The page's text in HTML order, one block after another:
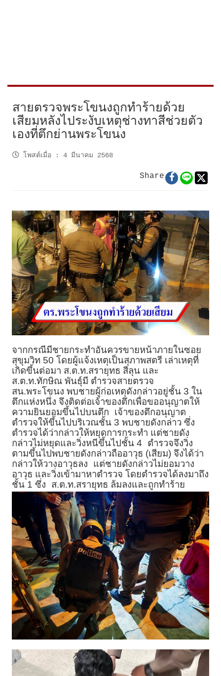
สายตรวจพระโขนงถูกทำร้ายด้วย
เสียมหลังไประงับเหตุช่างทาสีช่วยตัว
เองที่ตึกย่านพระโขนง
โพสต์เมื่อ : 4 มีนาคม 2568
Share
จากกรณีมีชายกระทำอันควรขายหน้าภายในซอย
สุขุมวิท 50 โดยผู้แจ้งเหตุเป็นสุภาพสตรี เล่าเหตุที่
เกิดขึ้นต่อมา ส.ต.ท.สรายุทธ สีลุน และ
ส.ต.ท.ทักษิณ พันธุ์มี ตำรวจสายตรวจ
สน.พระโขนง พบชายผู้ก่อเหตุดังกล่าวอยู่ชั้น 3 ใน
ตึกแห่งหนึ่ง จึงติดต่อเจ้าของตึกเพื่อขออนุญาตให้
ความยินยอมขึ้นไปบนตึก
เจ้าของตึกอนุญาต
ตำรวจให้ขึ้นไปบริเวณชั้น 3 พบชายดังกล่าว ซึ่ง
ตำรวจได้ว่ากล่าวให้หยุดการกระทำ แต่ชายดัง
กล่าวไม่หยุดและวิ่งหนีขึ้นไปชั้น 4
ตำรวจจึงวิ่ง
ตามขึ้นไปพบชายดังกล่าวถืออาวุธ (เสียม) จึงได้ว่า
กล่าวให้วางอาวุธลง
แต่ชายดังกล่าวไม่ยอมวาง
อาวุธ และวิ่งเข้ามาหาตำรวจ โดยตำรวจได้ลงมาถึง
ชั้น 1 ซึ่ง
ส.ต.ท.สรายุทธ ล้มลงและถูกทำร้าย